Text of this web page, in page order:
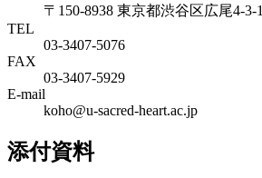
〒150-8938 東京都渋谷区広尾4-3-1
TEL
03-3407-5076
FAX
03-3407-5929
E-mail
koho@u-sacred-heart.ac.jp
添付資料